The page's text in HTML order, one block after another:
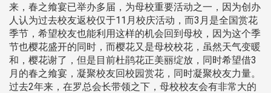
来，春之飨宴已举办多届，为母校重要活动之一，因为创办
人认为过去校友返校仅于11月校庆活动，而3月是全国赏花
季节，希望校友也能利用这样的机会回到母校，因为这个季
节也樱花盛开的同时，而樱花又是母校校花，虽然天气变暖
和，樱花谢了，但是目前杜鹃花正美丽绽放，同时希望借3
月的春之飨宴，凝聚校友回校园赏花，同时凝聚校友力量。
过去2年来，在罗总会长带领之下，母校校友会有非常大的